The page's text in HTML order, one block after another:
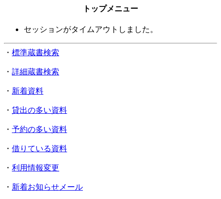
トップメニュー
セッションがタイムアウトしました。
・ 標準蔵書検索
・ 詳細蔵書検索
・ 新着資料
・ 貸出の多い資料
・ 予約の多い資料
・ 借りている資料
・ 利用情報変更
・ 新着お知らせメール